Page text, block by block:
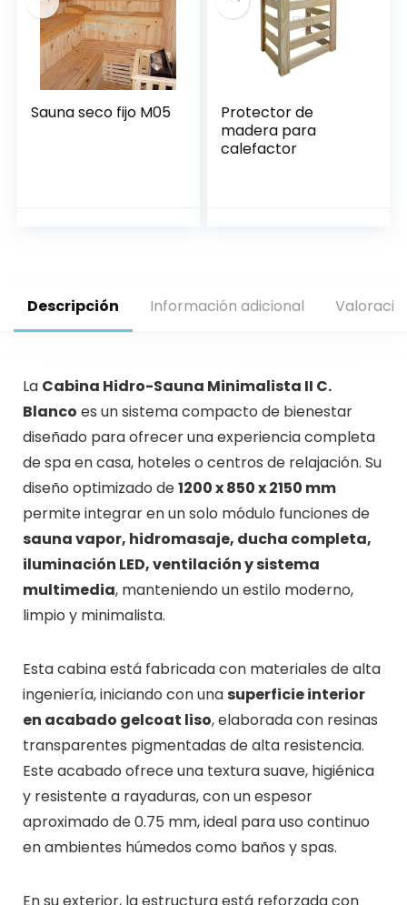
Sauna seco fijo M05
Protector de
madera para
calefactor
Descripción Información adicional
La Cabina Hidro-Sauna Minimalista II C.
Blanco es un sistema compacto de bienestar
diseñado para ofrecer una experiencia completa
de spa en casa, hoteles o centros de relajación. Su
diseño optimizado de1200 x 850 x 2150 mm
permite integrar en un solo módulo funciones de
sauna vapor, hidromasaje, ducha completa,
iluminación LED, ventilación y sistema
multimedia, manteniendo un estilo moderno,
limpio y minimalista.
Esta cabina está fabricada con materiales de alta
ingeniería, iniciando con unasuperficie interior
en acabado gelcoat liso, elaborada con resinas
transparentes pigmentadas de alta resistencia.
Este acabado ofrece una textura suave, higiénica
y resistente a rayaduras, con un espesor
aproximado de 0.75 mm, ideal para uso continuo
en ambientes húmedos como baños y spas.